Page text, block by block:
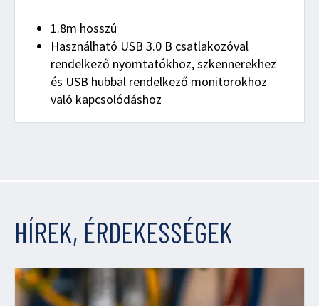
1.8m hosszú
Használható USB 3.0 B csatlakozóval
rendelkező nyomtatókhoz, szkennerekhez
és USB hubbal rendelkező monitorokhoz
való kapcsolódáshoz
HÍREK, ÉRDEKESSÉGEK